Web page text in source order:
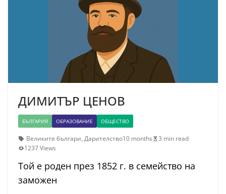
ДИМИТЪР ЦЕНОВ
БЪЛГАРИЯ ОБРАЗОВАНИЕ ОБЩЕСТВО
Великите българи, Дарителство10 months
3 min read
1237 Views
Той е роден през 1852 г. в семейство на
заможен